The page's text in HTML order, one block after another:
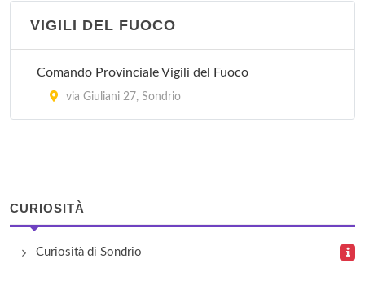
VIGILI DEL FUOCO
Comando Provinciale Vigili del Fuoco
via Giuliani 27, Sondrio
CURIOSITÀ
Curiosità di Sondrio